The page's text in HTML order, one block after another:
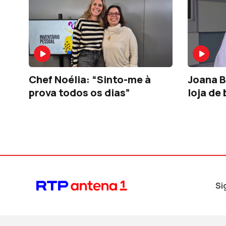
Chef Noélia: “Sinto-me à
prova todos os dias”
Joana
loja de